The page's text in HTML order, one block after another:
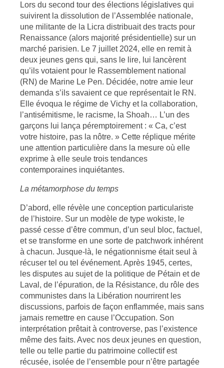
Lors du second tour des élections législatives qui
suivirent la dissolution de l’Assemblée nationale,
une militante de la Licra distribuait des tracts pour
Renaissance (alors majorité présidentielle) sur un
marché parisien. Le 7 juillet 2024, elle en remit à
deux jeunes gens qui, sans le lire, lui lancèrent
qu’ils votaient pour le Rassemblement national
(RN) de Marine Le Pen. Décidée, notre amie leur
demanda s’ils savaient ce que représentait le RN.
Elle évoqua le régime de Vichy et la collaboration,
l’antisémitisme, le racisme, la Shoah… L’un des
garçons lui lança péremptoirement : « Ca, c’est
votre histoire, pas la nôtre. » Cette réplique mérite
une attention particulière dans la mesure où elle
exprime à elle seule trois tendances
contemporaines inquiétantes.
La métamorphose du temps
D’abord, elle révèle une conception particulariste
de l’histoire. Sur un modèle de type wokiste, le
passé cesse d’être commun, d’un seul bloc, factuel,
et se transforme en une sorte de patchwork inhérent
à chacun. Jusque-là, le négationnisme était seul à
récuser tel ou tel événement. Après 1945, certes,
les disputes au sujet de la politique de Pétain et de
Laval, de l’épuration, de la Résistance, du rôle des
communistes dans la Libération nourrirent les
discussions, parfois de façon enflammée, mais sans
jamais remettre en cause l’Occupation. Son
interprétation prêtait à controverse, pas l’existence
même des faits. Avec nos deux jeunes en question,
telle ou telle partie du patrimoine collectif est
récusée, isolée de l’ensemble pour n’être partagée